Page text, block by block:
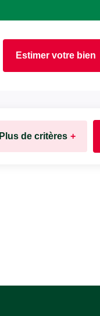
Estimer votre bien
Plus de critères +